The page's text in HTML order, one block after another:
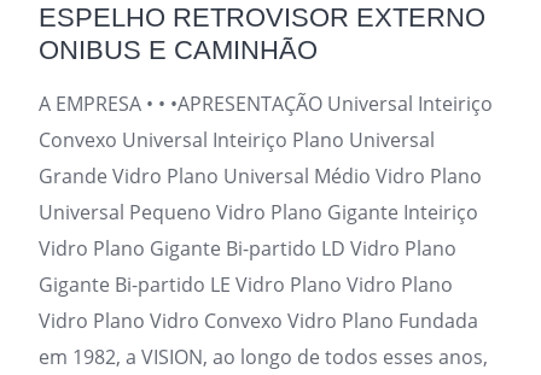
ESPELHO RETROVISOR EXTERNO
ONIBUS E CAMINHÃO
A EMPRESA • • •APRESENTAÇÃO Universal Inteiriço
Convexo Universal Inteiriço Plano Universal
Grande Vidro Plano Universal Médio Vidro Plano
Universal Pequeno Vidro Plano Gigante Inteiriço
Vidro Plano Gigante Bi-partido LD Vidro Plano
Gigante Bi-partido LE Vidro Plano Vidro Plano
Vidro Plano Vidro Convexo Vidro Plano Fundada
em 1982, a VISION, ao longo de todos esses anos,